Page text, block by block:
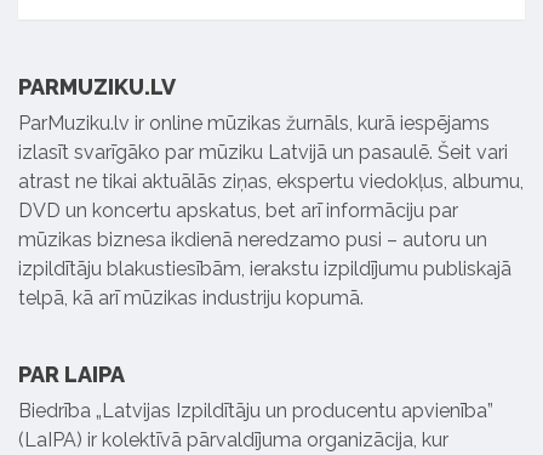
PARMUZIKU.LV
ParMuziku.lv ir online mūzikas žurnāls, kurā iespējams
izlasīt svarīgāko par mūziku Latvijā un pasaulē. Šeit vari
atrast ne tikai aktuālās ziņas, ekspertu viedokļus, albumu,
DVD un koncertu apskatus, bet arī informāciju par
mūzikas biznesa ikdienā neredzamo pusi – autoru un
izpildītāju blakustiesībām, ierakstu izpildījumu publiskajā
telpā, kā arī mūzikas industriju kopumā.
PAR LAIPA
Biedrība „Latvijas Izpildītāju un producentu apvienība”
(LaIPA) ir kolektīvā pārvaldījuma organizācija, kur